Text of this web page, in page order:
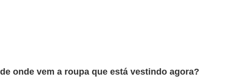
onde vem a roupa que está vestindo agora?